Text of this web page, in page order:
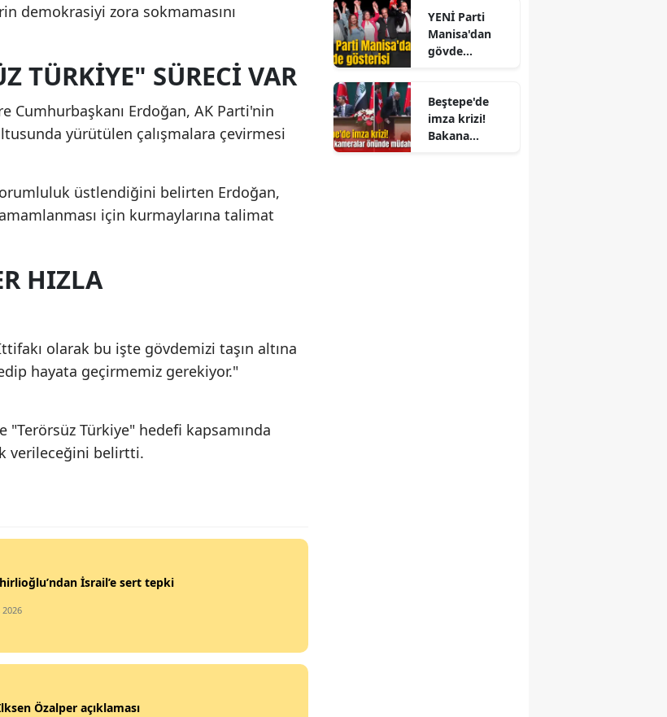
demokrasiyi zora sokmamasını
TÜRKİYE" SÜRECİ VAR
Cumhurbaşkanı Erdoğan, AK Parti'nin
yürütülen çalışmalara çevirmesi
üstlendiğini belirten Erdoğan,
için kurmaylarına talimat
HIZLA
olarak bu işte gövdemizi taşın altına
hayata geçirmemiz gerekiyor."
Türkiye" hedefi kapsamında
verileceğini belirtti.
İsrail’e sert tepki
Özalper açıklaması
YENİ Parti
Manisa'dan
gövde
Beştepe'de
imza krizi!
Bakana